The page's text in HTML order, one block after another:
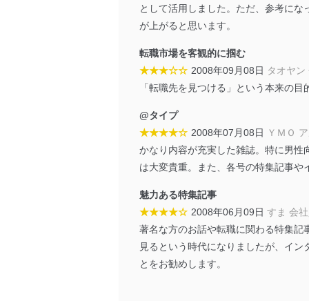
代表取締役会長 西野 伸一
個人情報の取扱いについ
１．個人情報保護管理者
当社は以下の個人情報保護
東京都渋谷区南平台町16-11
株式会社富士山マガジンサ
代表取締役会長 西野 伸一
当社が取り扱う開示対象個
No
個人情報
として活用しました。ただ、参考に
が上がると思います。
転職市場を客観的に掴む
★★★☆☆ 2008年09月08日 タオヤン
「転職先を見つける」という本来の
@タイプ
★★★★☆ 2008年07月08日 ＹＭＯ
かなり内容が充実した雑誌。特に男
は大変貴重。また、各号の特集記事
魅力ある特集記事
★★★★☆ 2008年06月09日 すま 会
著名な方のお話や転職に関わる特集
見るという時代になりましたが、イ
とをお勧めします。